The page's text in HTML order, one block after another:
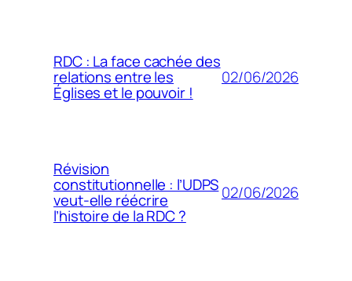
RDC : La face cachée des
relations entre les
Églises et le pouvoir !
02/06/2026
Révision
constitutionnelle : l’UDPS
veut-elle réécrire
l’histoire de la RDC ?
02/06/2026